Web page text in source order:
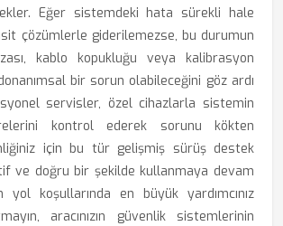
Eğer sistemdeki hata sürekli hale
çözümlerle giderilemezse, bu durumun
kablo kopukluğu veya kalibrasyon
bir sorun olabileceğini göz ardı
servisler, özel cihazlarla sistemin
kontrol ederek sorunu kökten
için bu tür gelişmiş sürüş destek
ve doğru bir şekilde kullanmaya devam
yol koşullarında en büyük yardımcınız
aracınızın güvenlik sistemlerinin